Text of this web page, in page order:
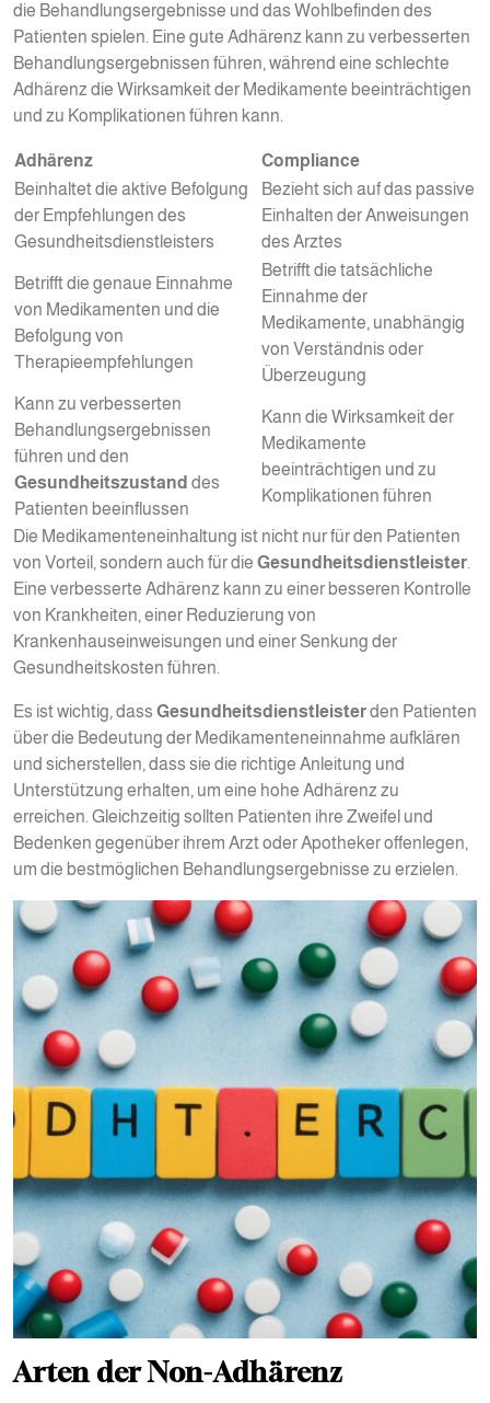
die Behandlungsergebnisse und das Wohlbefinden des
Patienten spielen. Eine gute Adhärenz kann zu verbesserten
Behandlungsergebnissen führen, während eine schlechte
Adhärenz die Wirksamkeit der Medikamente beeinträchtigen
und zu Komplikationen führen kann.
Adhärenz
Compliance
Beinhaltet die aktive Befolgung
der Empfehlungen des
Gesundheitsdienstleisters
Bezieht sich auf das passive
Einhalten der Anweisungen
des Arztes
Betrifft die genaue Einnahme
von Medikamenten und die
Befolgung von
Therapieempfehlungen
Betrifft die tatsächliche
Einnahme der
Medikamente, unabhängig
von Verständnis oder
Überzeugung
Kann zu verbesserten
Behandlungsergebnissen
führen und den
Gesundheitszustand des
Patienten beeinflussen
Kann die Wirksamkeit der
Medikamente
beeinträchtigen und zu
Komplikationen führen
Die Medikamenteneinhaltung ist nicht nur für den Patienten
von Vorteil, sondern auch für die Gesundheitsdienstleister.
Eine verbesserte Adhärenz kann zu einer besseren Kontrolle
von Krankheiten, einer Reduzierung von
Krankenhauseinweisungen und einer Senkung der
Gesundheitskosten führen.
Es ist wichtig, dass Gesundheitsdienstleisterden Patienten
über die Bedeutung der Medikamenteneinnahme aufklären
und sicherstellen, dass sie die richtige Anleitung und
Unterstützung erhalten, um eine hohe Adhärenz zu
erreichen. Gleichzeitig sollten Patienten ihre Zweifel und
Bedenken gegenüber ihrem Arzt oder Apotheker offenlegen,
um die bestmöglichen Behandlungsergebnisse zu erzielen.
Arten der Non-Adhärenz